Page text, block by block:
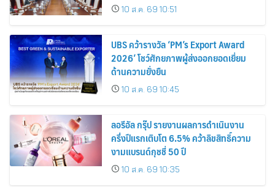
10 ส.ค. 69 10:51
UBS คว้ารางวัล ‘PM’s Export Award
2026’ โชว์ศักยภาพผู้ส่งออกยอดเยี่ยม
ด้านความยั่งยืน
10 ส.ค. 69 10:45
ลอรีอัล กรุ๊ป รายงานผลการดำเนินงาน
ครึ่งปีแรกเติบโต 6.5% คว้าลิขสิทธิ์ความ
งามแบรนด์กุชชี่ 50 ปี
10 ส.ค. 69 10:35